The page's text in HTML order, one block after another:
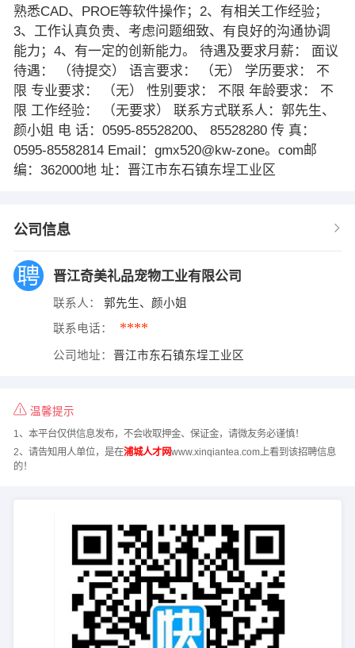
熟悉CAD、PROE等软件操作；2、有相关工作经验；
3、工作认真负责、考虑问题细致、有良好的沟通协调
能力；4、有一定的创新能力。 待遇及要求月薪： 面议
待遇： （待提交） 语言要求： （无） 学历要求： 不
限 专业要求： （无） 性别要求： 不限 年龄要求： 不
限 工作经验： （无要求） 联系方式联系人：郭先生、
颜小姐 电 话：0595-85528200、 85528280 传 真：
0595-85582814 Email：gmx520@kw-zone。com邮
编：362000地 址：晋江市东石镇东埕工业区
公司信息
晋江奇美礼品宠物工业有限公司
联系人： 郭先生、颜小姐
联系电话： ****
公司地址： 晋江市东石镇东埕工业区
温馨提示
1、本平台仅供信息发布，不会收取押金、保证金，请微友务必谨慎！
2、请告知用人单位，是在浦城人才网www.xinqiantea.com上看到该招聘信息
的！